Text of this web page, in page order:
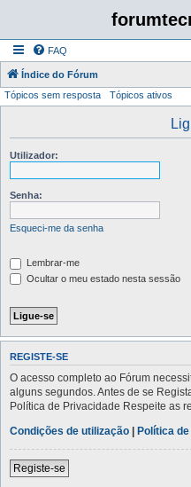
FAQ
Índice do Fórum
Tópicos sem resposta Tópicos ativos
Utilizador:
Senha:
Esqueci-me da senha
Lembrar-me
Ocultar o meu estado nesta sessão
REGISTE-SE
O acesso completo ao Fórum
alguns segundos. Antes de se
Política de Privacidade Respeite as
Condições de utilização | Política
Registe-se